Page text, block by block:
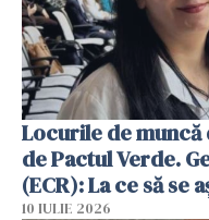
Locurile de muncă
de Pactul Verde.
(ECR): La ce să se
10 IULIE 2026